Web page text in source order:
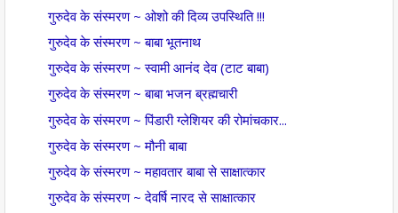
गुरुदेव के संस्मरण ~ ओशो की दिव्य उपस्थिति !!!
गुरुदेव के संस्मरण ~ बाबा भूतनाथ
गुरुदेव के संस्मरण ~ स्वामी आनंद देव (टाट बाबा)
गुरुदेव के संस्मरण ~ बाबा भजन ब्रह्मचारी
गुरुदेव के संस्मरण ~ पिंडारी ग्लेशियर की रोमांचकार...
गुरुदेव के संस्मरण ~ मौनी बाबा
गुरुदेव के संस्मरण ~ महावतार बाबा से साक्षात्कार
गुरुदेव के संस्मरण ~ देवर्षि नारद से साक्षात्कार